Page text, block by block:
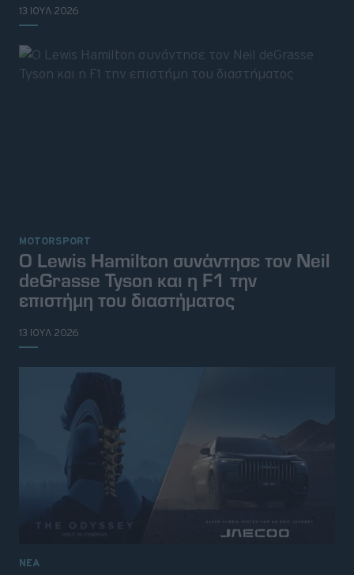
13 ΙΟΥΛ 2026
MOTORSPORT
O Lewis Hamilton συνάντησε τον Neil
deGrasse Tyson και η F1 την
επιστήμη του διαστήματος
13 ΙΟΥΛ 2026
ΝΕΑ